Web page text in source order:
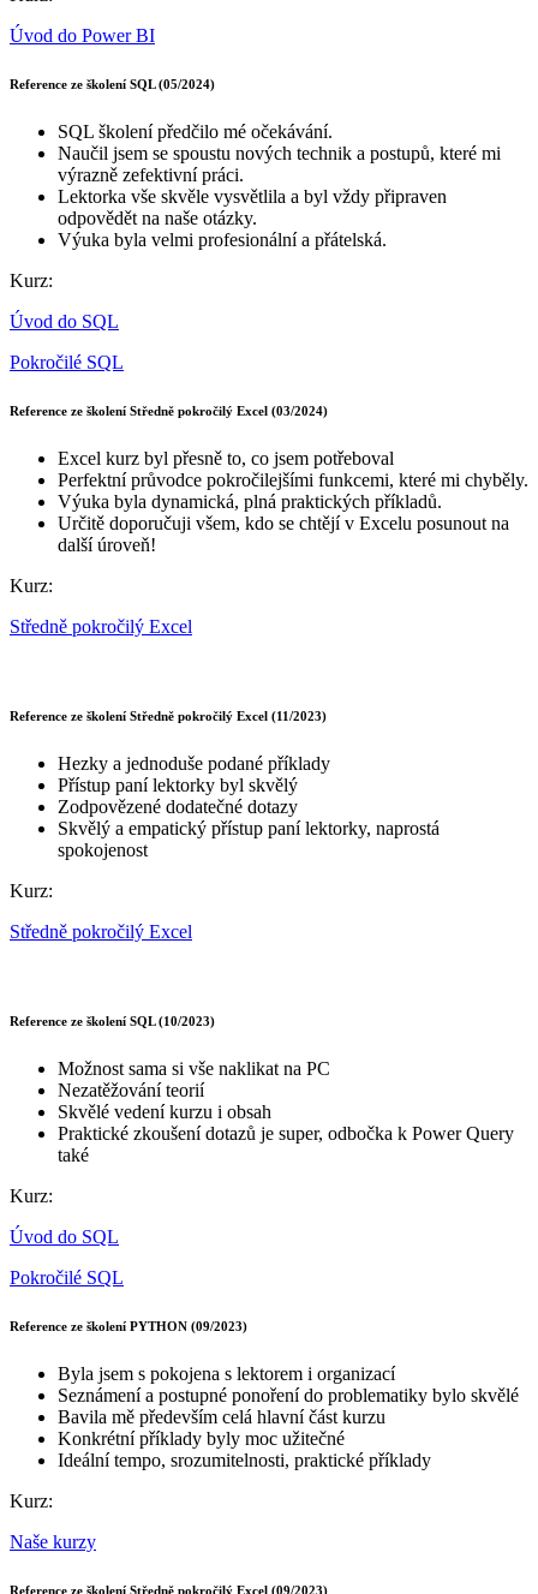
Úvod do Power BI
Reference ze školení SQL (05/2024)
SQL školení předčilo mé očekávání.
Naučil jsem se spoustu nových technik a postupů, které mi
výrazně zefektivní práci.
Lektorka vše skvěle vysvětlila a byl vždy připraven
odpovědět na naše otázky.
Výuka byla velmi profesionální a přátelská.
Kurz:
Úvod do SQL
Pokročilé SQL
Reference ze školení Středně pokročilý Excel (03/2024)
Excel kurz byl přesně to, co jsem potřeboval
Perfektní průvodce pokročilejšími funkcemi, které mi chyběly.
Výuka byla dynamická, plná praktických příkladů.
Určitě doporučuji všem, kdo se chtějí v Excelu posunout na
další úroveň!
Kurz:
Středně pokročilý Excel
Reference ze školení Středně pokročilý Excel (11/2023)
Hezky a jednoduše podané příklady
Přístup paní lektorky byl skvělý
Zodpovězené dodatečné dotazy
Skvělý a empatický přístup paní lektorky, naprostá
spokojenost
Kurz:
Středně pokročilý Excel
Reference ze školení SQL (10/2023)
Možnost sama si vše naklikat na PC
Nezatěžování teorií
Skvělé vedení kurzu i obsah
Praktické zkoušení dotazů je super, odbočka k Power Query
také
Kurz:
Úvod do SQL
Pokročilé SQL
Reference ze školení PYTHON (09/2023)
Byla jsem s pokojena s lektorem i organizací
Seznámení a postupné ponoření do problematiky bylo skvělé
Bavila mě především celá hlavní část kurzu
Konkrétní příklady byly moc užitečné
Ideální tempo, srozumitelnosti, praktické příklady
Kurz:
Naše kurzy
Reference ze školení Středně pokročilý Excel (09/2023)